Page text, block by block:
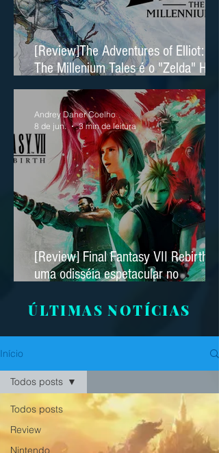
[Review]The Adventures of Elliot:
The Millenium Tales é o "Zelda" HD
2D da Square Enix
[Review] Final Fantasy VII Rebirth é
uma odisséia espetacular no
Andrey Daher Coelho
8 de jun.
3 min de leitura
ÚLTIMAS NOTÍCIAS
Início
Todos posts
Review
Nintendo
Todos posts